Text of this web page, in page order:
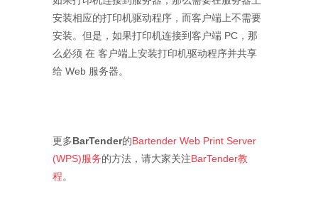
安装相应的打印机驱动程序，而客户端上不需要
安装。但是，如果打印机连接到客户端 PC，那
么必须 在 客户端上安装打印机驱动程序并共享
给 Web 服务器。
更多BarTender的Bartender Web Print Server
(WPS)服务的方法，请大家关注BarTender教
程。